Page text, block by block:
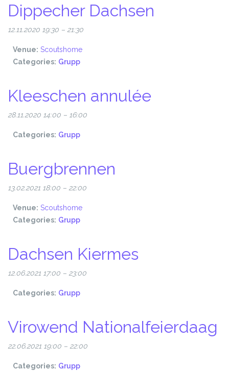
Dippecher Dachsen
12.11.2020 19:30 – 21:30
Venue: Scoutshome
Categories: Grupp
Kleeschen annulée
28.11.2020 14:00 – 16:00
Categories: Grupp
Buergbrennen
13.02.2021 18:00 – 22:00
Venue: Scoutshome
Categories: Grupp
Dachsen Kiermes
12.06.2021 17:00 – 23:00
Categories: Grupp
Virowend Nationalfeierdaag
22.06.2021 19:00 – 22:00
Categories: Grupp